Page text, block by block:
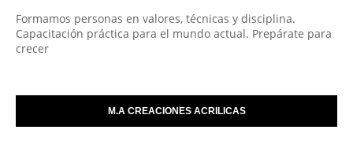
Formamos personas en valores, técnicas y disciplina.
Capacitación práctica para el mundo actual. Prepárate para
crecer
M.A CREACIONES ACRILICAS